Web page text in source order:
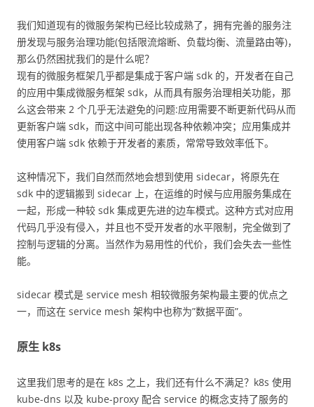
我们知道现有的微服务架构已经比较成熟了，拥有完善的服务注
册发现与服务治理功能(包括限流熔断、负载均衡、流量路由等)，
那么仍然困扰我们的是什么呢？
现有的微服务框架几乎都是集成于客户端 sdk 的，开发者在自己
的应用中集成微服务框架 sdk，从而具有服务治理相关功能，那
么这会带来 2 个几乎无法避免的问题:应用需要不断更新代码从而
更新客户端 sdk，而这中间可能出现各种依赖冲突；应用集成并
使用客户端 sdk 依赖于开发者的素质，常常导致效率低下。
这种情况下，我们自然而然地会想到使用 sidecar，将原先在
sdk 中的逻辑搬到 sidecar 上，在运维的时候与应用服务集成在
一起，形成一种较 sdk 集成更先进的边车模式。这种方式对应用
代码几乎没有侵入，并且也不受开发者的水平限制，完全做到了
控制与逻辑的分离。当然作为易用性的代价，我们会失去一些性
能。
sidecar 模式是 service mesh 相较微服务架构最主要的优点之
一，而这在 service mesh 架构中也称为”数据平面”。
原生 k8s
这里我们思考的是在 k8s 之上，我们还有什么不满足？k8s 使用
kube-dns 以及 kube-proxy 配合 service 的概念支持了服务的